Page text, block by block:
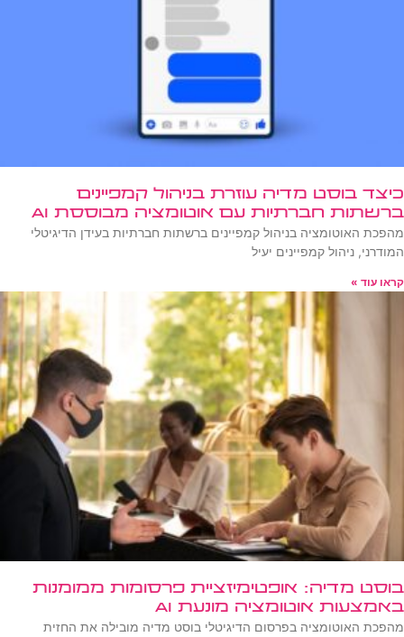
כיצד בוסט מדיה עוזרת בניהול קמפיינים
ברשתות חברתיות עם אוטומציה מבוססת AI
מהפכת האוטומציה בניהול קמפיינים ברשתות חברתיות בעידן הדיגיטלי
המודרני, ניהול קמפיינים יעיל
קראו עוד »
בוסט מדיה: אופטימיזציית פרסומות ממומנות
באמצעות אוטומציה מונעת AI
מהפכת האוטומציה בפרסום הדיגיטלי בוסט מדיה מובילה את החזית